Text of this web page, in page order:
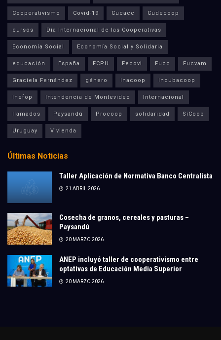
Cooperativismo Covid-19 Cucacc Cudecoop
cursos Día Internacional de las Cooperativas
Economía Social Economía Social y Solidaria
educación España FCPU Fecovi Fucc Fucvam
Graciela Fernández género Inacoop Incubacoop
Inefop Intendencia de Montevideo Internacional
llamados Paysandú Procoop solidaridad SíCoop
Uruguay Vivienda
Últimas Noticias
Taller Aplicación de Normativa Banco Centralista
21 ABRIL 2026
Cosecha de granos, cereales y pasturas –
Paysandú
20 MARZO 2026
ANEP incluyó taller de cooperativismo entre
optativas de Educación Media Superior
20 MARZO 2026